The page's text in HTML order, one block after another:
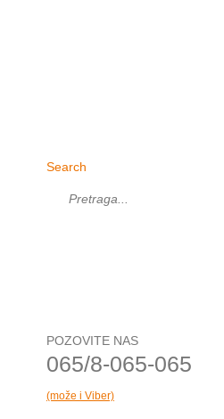
Search
POZOVITE NAS
065/8-065-065
(može i Viber)